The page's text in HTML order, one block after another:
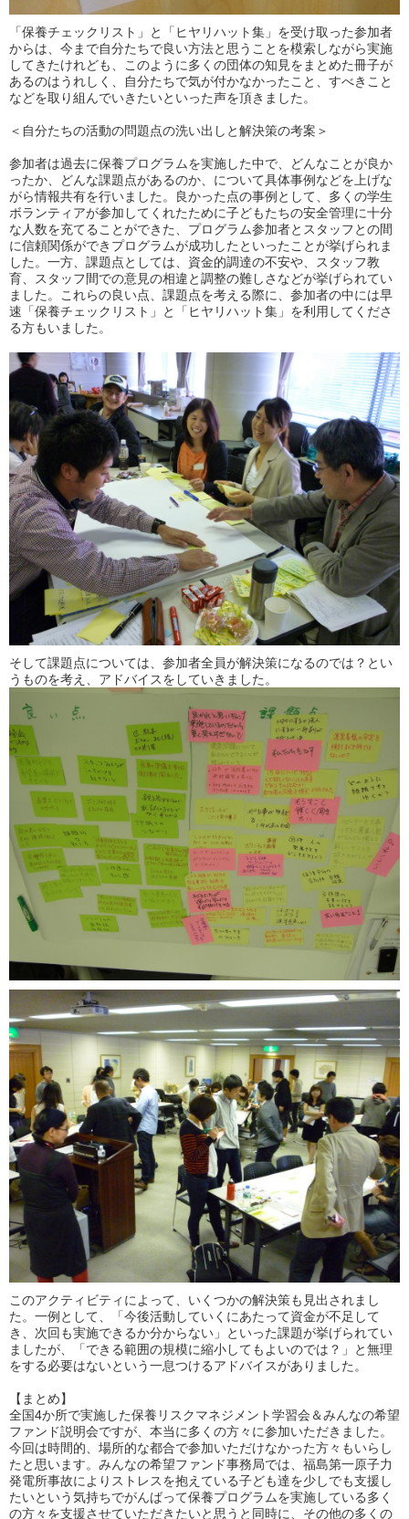
「保養チェックリスト」と「ヒヤリハット集」を受け取った参加者
からは、今まで自分たちで良い方法と思うことを模索しながら実施
してきたけれども、このように多くの団体の知見をまとめた冊子が
あるのはうれしく、自分たちで気が付かなかったこと、すべきこと
などを取り組んでいきたいといった声を頂きました。
＜自分たちの活動の問題点の洗い出しと解決策の考案＞
参加者は過去に保養プログラムを実施した中で、どんなことが良か
ったか、どんな課題点があるのか、について具体事例などを上げな
がら情報共有を行いました。良かった点の事例として、多くの学生
ボランティアが参加してくれたために子どもたちの安全管理に十分
な人数を充てることができた、プログラム参加者とスタッフとの間
に信頼関係ができプログラムが成功したといったことが挙げられま
した。一方、課題点としては、資金的調達の不安や、スタッフ教
育、スタッフ間での意見の相違と調整の難しさなどが挙げられてい
ました。これらの良い点、課題点を考える際に、参加者の中には早
速「保養チェックリスト」と「ヒヤリハット集」を利用してくださ
る方もいました。
そして課題点については、参加者全員が解決策になるのでは？とい
うものを考え、アドバイスをしていきました。
このアクティビティによって、いくつかの解決策も見出されまし
た。一例として、「今後活動していくにあたって資金が不足して
き、次回も実施できるか分からない」といった課題が挙げられてい
ましたが、「できる範囲の規模に縮小してもよいのでは？」と無理
をする必要はないという一息つけるアドバイスがありました。
【まとめ】
全国4か所で実施した保養リスクマネジメント学習会＆みんなの希望
ファンド説明会ですが、本当に多くの方々に参加いただきました。
今回は時間的、場所的な都合で参加いただけなかった方々もいらし
たと思います。みんなの希望ファンド事務局では、福島第一原子力
発電所事故によりストレスを抱えている子ども達を少しでも支援し
たいという気持ちでがんばって保養プログラムを実施している多く
の方々を支援させていただきたいと思うと同時に、その他の多くの